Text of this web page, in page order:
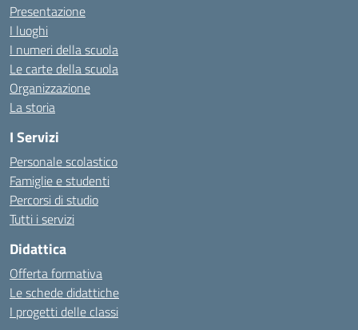
Presentazione
I luoghi
I numeri della scuola
Le carte della scuola
Organizzazione
La storia
I Servizi
Personale scolastico
Famiglie e studenti
Percorsi di studio
Tutti i servizi
Didattica
Offerta formativa
Le schede didattiche
I progetti delle classi